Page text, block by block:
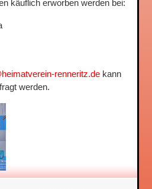
käuflich erworben werden bei:
renneritz.de kann
werden.